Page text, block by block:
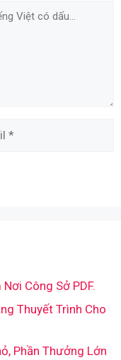
Công Sở PDF.
Thuyết Trình Cho
Phần Thưởng Lớn